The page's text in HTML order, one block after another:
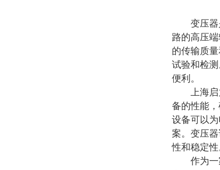
变压器是
路的高压
的传输质
试验和检
便利。
上海启
备的性能
设备可以
案。变压
性和稳定
作为一家